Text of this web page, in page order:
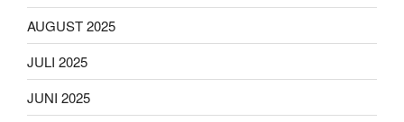
AUGUST 2025
JULI 2025
JUNI 2025